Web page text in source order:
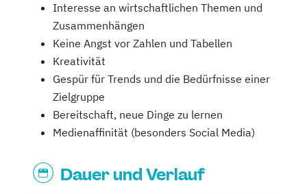
Interesse an wirtschaftlichen Themen und
Zusammenhängen
Keine Angst vor Zahlen und Tabellen
Kreativität
Gespür für Trends und die Bedürfnisse einer
Zielgruppe
Bereitschaft, neue Dinge zu lernen
Medienaffinität (besonders Social Media)
Dauer und Verlauf